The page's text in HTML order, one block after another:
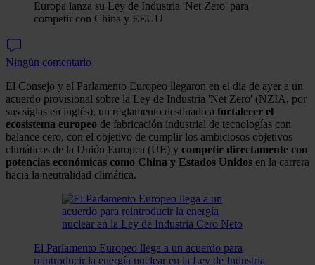
Europa lanza su Ley de Industria 'Net Zero' para
competir con China y EEUU
Ningún comentario
El Consejo y el Parlamento Europeo llegaron en el día de ayer a un
acuerdo provisional sobre la Ley de Industria 'Net Zero' (NZIA, por
sus siglas en inglés), un reglamento destinado a fortalecer el
ecosistema europeo de fabricación industrial de tecnologías con
balance cero, con el objetivo de cumplir los ambiciosos objetivos
climáticos de la Unión Europea (UE) y competir directamente con
potencias económicas como China y Estados Unidos en la carrera
hacia la neutralidad climática.
El Parlamento Europeo llega a un acuerdo para
reintroducir la energía nuclear en la Ley de Industria